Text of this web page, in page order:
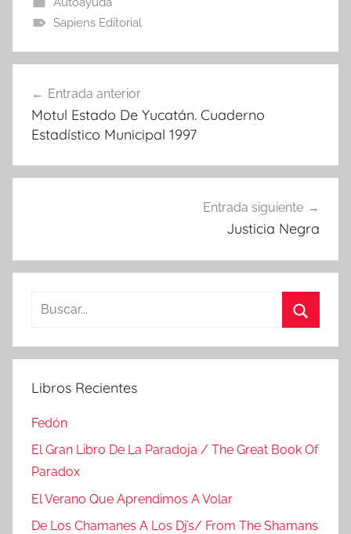
Sapiens Editorial
de
entradas
Entrada anterior
Motul Estado De Yucatán. Cuaderno
Estadístico Municipal 1997
Entrada siguiente
Justicia Negra
Buscar:
Libros Recientes
Fedón
El Gran Libro De La Paradoja / The Great Book Of
Paradox
El Verano Que Aprendimos A Volar
De Los Chamanes A Los Dj’s/ From The Shamans